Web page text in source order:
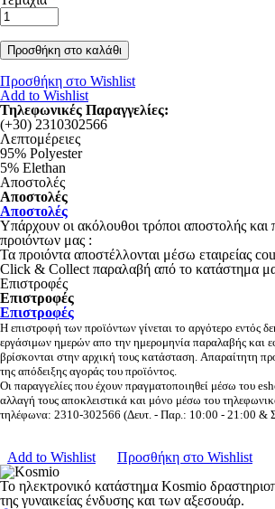
ΠΑΝΤΕΛΌΝΙΑ
Κολάν
Σορτς - Βερμούδες
Παντελόνια
ΠΑΝΩΦΌΡΙΑ
Μπουφάν/Παλτό
Σακάκια
Ζακέτες
Αμάνικα
ΦΟΎΤΕΡ
Σετ Φόρμες
Φορέματα
Μπλούζες
Προσθήκη στο Wishlist
Add to Wishlist
Τηλεφωνικές Παραγγελίες:
(+30) 2310302566
Horizontal Tabs
Λεπτομέρειες
95% Polyester
5% Elethan
Αποστολές
Αποστολές
Αποστολές
Υπάρχουν οι ακόλουθοι τρόποι αποστολής
προιόντων μας :
Τα προιόντα αποστέλλονται μέσω εταιρείας
Click & Collect παραλαβή από το κατάστημα
Επιστροφές
Επιστροφές
Επιστροφές
Η επιστροφή των προϊόντων γίνεται το αργότερο εντός
εργάσιμων ημερών απο την ημερομηνία παραλαβής και
βρίσκονται στην αρχική τους κατάσταση. Απαραίτητη
της απόδειξης αγοράς του προϊόντος.
Οι παραγγελίες που έχουν πραγματοποιηθεί μέσω του
αλλαγή τους αποκλειστικά και μόνο μέσω του
τηλέφωνα: 2310-302566 (Δευτ. - Παρ.: 10:00 - 21:00 &
Add to Wishlist
Προσθήκη στο Wishlist
Το ηλεκτρονικό κατάστημα Kosmio
της γυναικείας ένδυσης και των αξεσουάρ.